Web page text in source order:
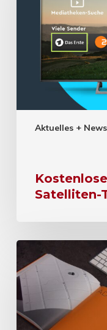
Aktuelles + News
Satelliten-